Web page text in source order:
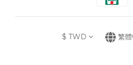
$ TWD 繁